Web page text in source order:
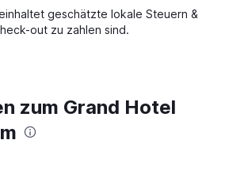
geschätzte lokale Steuern &
out zu zahlen sind.
zum Grand Hotel